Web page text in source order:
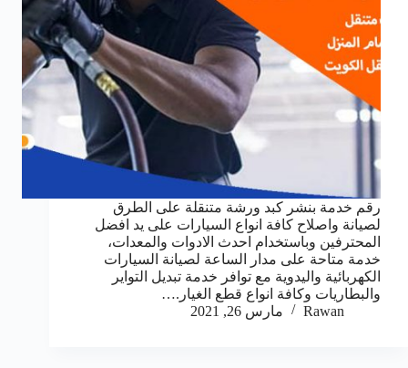
رقم خدمة بنشر كبد ورشة متنقلة على الطرق
لصيانة واصلاح كافة انواع السيارات على يد افضل
المحترفين وباستخدام احدث الادوات والمعدات،
خدمة متاحة على مدار الساعة لصيانة السيارات
الكهربائية واليدوية مع توافر خدمة تبديل التواير
والبطاريات وكافة انواع قطع الغيار.…
Rawan
مارس 26, 2021